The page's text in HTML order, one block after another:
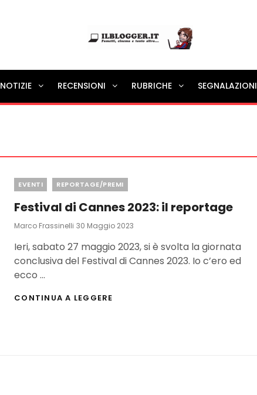
Ilblogger.it
Il portalino di blog |
NOTIZIE RECENSIONI RUBRICHE SEGNALAZIONI
Categories
EVENTI REPORTAGE/PREMI
Festival di Cannes 2023: il reportage
Marco Frassinelli Posted
30 Maggio 2023
Ieri, sabato 27 maggio 2023, si è svolta la giornata
conclusiva del Festival di Cannes 2023. Io c’ero ed
ecco …
CONTINUA A LEGGERE